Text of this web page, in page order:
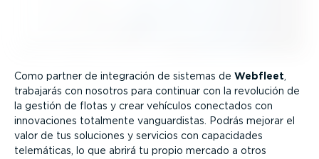
Como partner de integración de sistemas de Webfleet,
trabajarás con nosotros para continuar con la revolución de
la gestión de flotas y crear vehículos conectados con
innova­ciones totalmente vanguar­distas. Podrás mejorar el
valor de tus soluciones y servicios con capacidades
telemáticas, lo que abrirá tu propio mercado a otros